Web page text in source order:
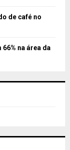
de café no
na área da